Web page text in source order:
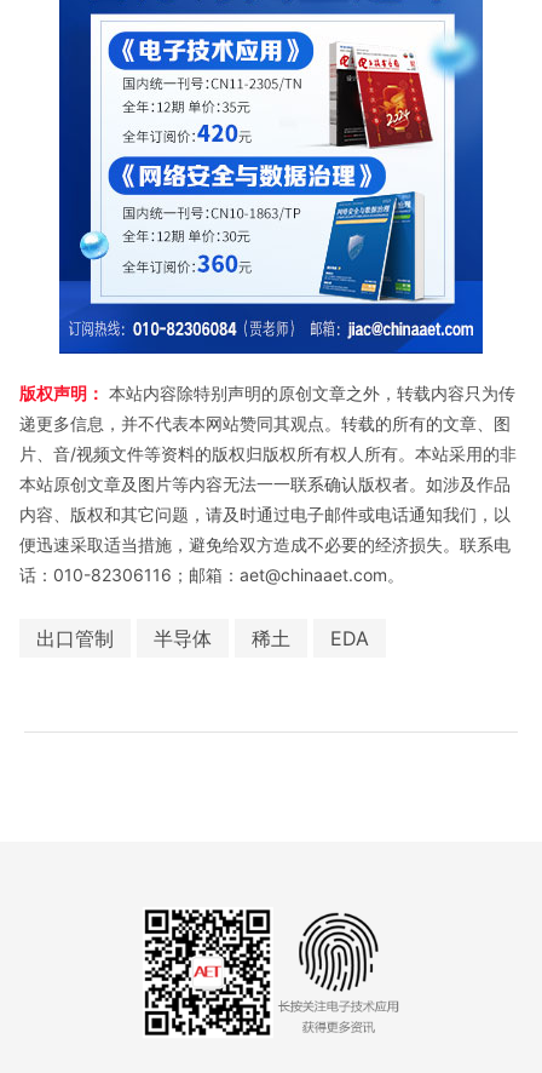
版权声明： 本站内容除特别声明的原创文章之外，转载内容只为传
递更多信息，并不代表本网站赞同其观点。转载的所有的文章、图
片、音/视频文件等资料的版权归版权所有权人所有。本站采用的非
本站原创文章及图片等内容无法一一联系确认版权者。如涉及作品
内容、版权和其它问题，请及时通过电子邮件或电话通知我们，以
便迅速采取适当措施，避免给双方造成不必要的经济损失。联系电
话：010-82306116；邮箱：aet@chinaaet.com。
出口管制 半导体 稀土 EDA